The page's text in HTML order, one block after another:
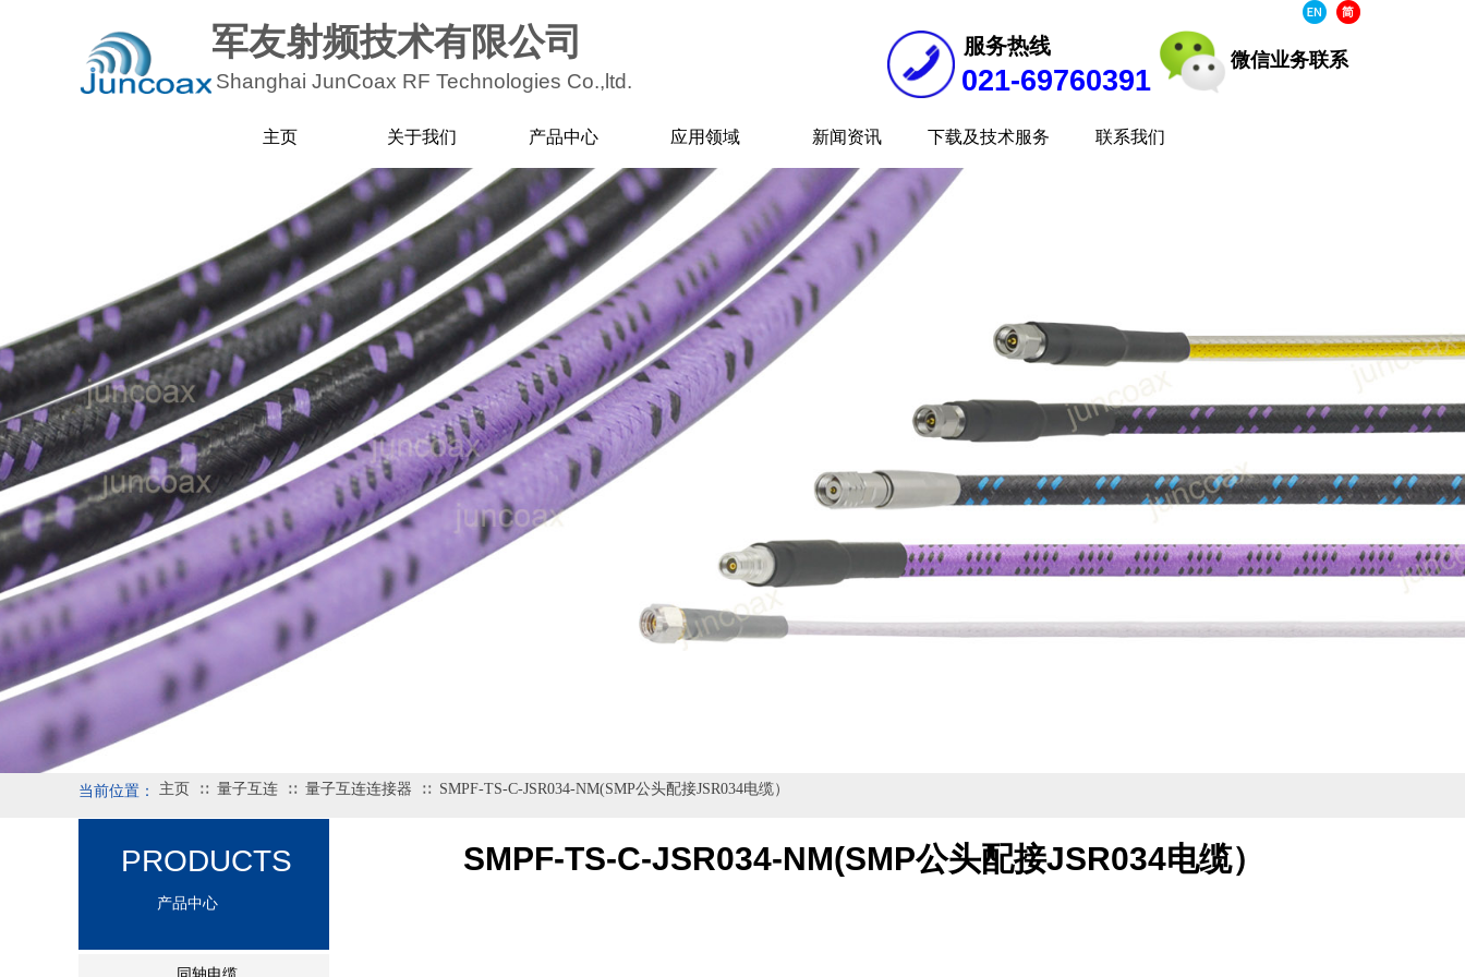
微信业务联系
021-69760391
服务热线
主页 关于我们 产品中心 应用领域 新闻资讯 下载及技术服务 联系我们
军友射频技术有限公司
Shanghai JunCoax RF Technologies Co., ltd.
主页 ∷ 量子互连 ∷ 量子互连连接器 ∷ SMPF-TS-C-JSR034-NM(SMP公头配接JSR034电缆）
当前位置：
产品中心
PRODUCTS SMPF-TS-C-JSR034-NM(SMP公头配接JSR034电缆）